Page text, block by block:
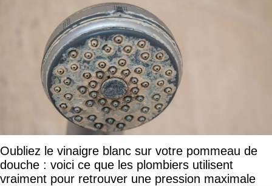
Oubliez le vinaigre blanc sur votre pommeau de
douche : voici ce que les plombiers utilisent
vraiment pour retrouver une pression maximale